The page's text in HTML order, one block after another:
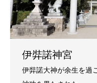
伊弉諾神宮